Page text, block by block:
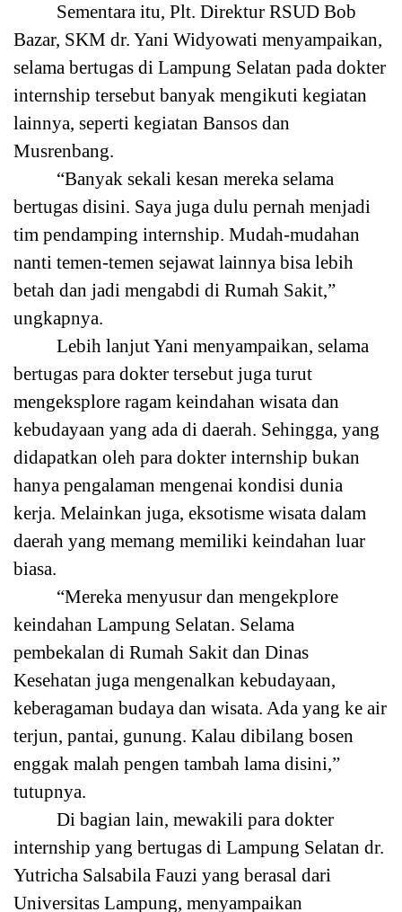
Sementara itu, Plt. Direktur RSUD Bob
Bazar, SKM dr. Yani Widyowati menyampaikan,
selama bertugas di Lampung Selatan pada dokter
internship tersebut banyak mengikuti kegiatan
lainnya, seperti kegiatan Bansos dan
Musrenbang.
“Banyak sekali kesan mereka selama
bertugas disini. Saya juga dulu pernah menjadi
tim pendamping internship. Mudah-mudahan
nanti temen-temen sejawat lainnya bisa lebih
betah dan jadi mengabdi di Rumah Sakit,”
ungkapnya.
Lebih lanjut Yani menyampaikan, selama
bertugas para dokter tersebut juga turut
mengeksplore ragam keindahan wisata dan
kebudayaan yang ada di daerah. Sehingga, yang
didapatkan oleh para dokter internship bukan
hanya pengalaman mengenai kondisi dunia
kerja. Melainkan juga, eksotisme wisata dalam
daerah yang memang memiliki keindahan luar
biasa.
“Mereka menyusur dan mengekplore
keindahan Lampung Selatan. Selama
pembekalan di Rumah Sakit dan Dinas
Kesehatan juga mengenalkan kebudayaan,
keberagaman budaya dan wisata. Ada yang ke air
terjun, pantai, gunung. Kalau dibilang bosen
enggak malah pengen tambah lama disini,”
tutupnya.
Di bagian lain, mewakili para dokter
internship yang bertugas di Lampung Selatan dr.
Yutricha Salsabila Fauzi yang berasal dari
Universitas Lampung, menyampaikan